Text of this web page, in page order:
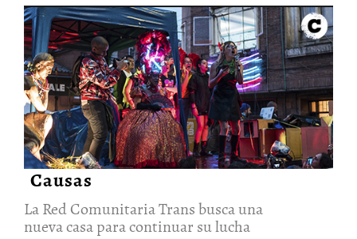
La Red Comunitaria Trans
busca una nueva casa para
continuar su lucha
7/Abr/2021
Causas
La Red Comunitaria Trans busca una
nueva casa para continuar su lucha